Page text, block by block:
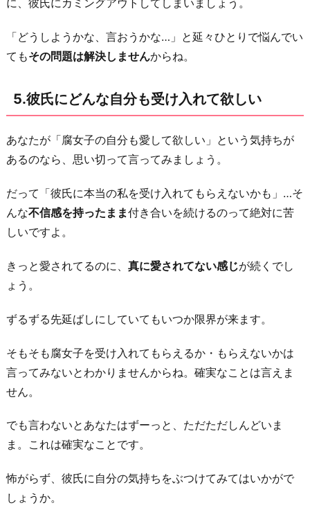
に、彼氏にカミングアウトしてしまいましょう。
「どうしようかな、言おうかな…」と延々ひとりで悩んでい
てもその問題は解決しませんからね。
5.彼氏にどんな自分も受け入れて欲しい
あなたが「腐女子の自分も愛して欲しい」という気持ちが
あるのなら、思い切って言ってみましょう。
だって「彼氏に本当の私を受け入れてもらえないかも」…そ
んな不信感を持ったまま付き合いを続けるのって絶対に苦
しいですよ。
きっと愛されてるのに、 真に愛されてない感じが続くでし
ょう。
ずるずる先延ばしにしていてもいつか限界が来ます。
そもそも腐女子を受け入れてもらえるか・もらえないかは
言ってみないとわかりませんからね。確実なことは言えま
せん。
でも言わないとあなたはずーっと、ただただしんどいま
ま。これは確実なことです。
怖がらず、彼氏に自分の気持ちをぶつけてみてはいかがで
しょうか。